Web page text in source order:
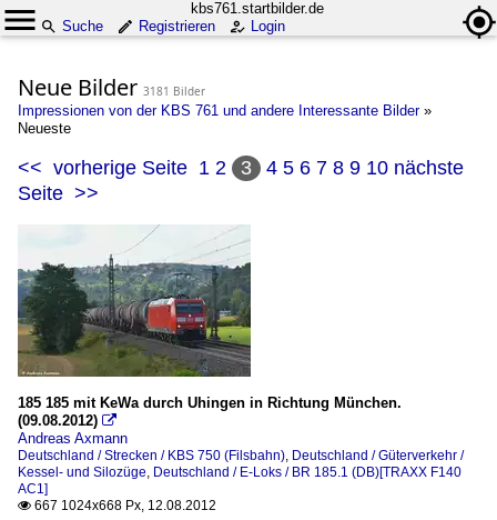
kbs761.startbilder.de
Suche
Registrieren Login
Neue Bilder 3181 Bilder
Impressionen von der KBS 761 und andere Interessante Bilder»
Neueste
<< vorherige Seite 1 2 3 4 5 6 7 8 9 10 nächste
Seite >>
185 185 mit KeWa durch Uhingen in Richtung München.
(09.08.2012) 
Andreas Axmann
Deutschland / Strecken / KBS 750 (Filsbahn), Deutschland / Güterverkehr /
Kessel- und Silozüge, Deutschland / E-Loks / BR 185.1 (DB)[TRAXX F140
AC1]
 667 1024x668 Px, 12.08.2012